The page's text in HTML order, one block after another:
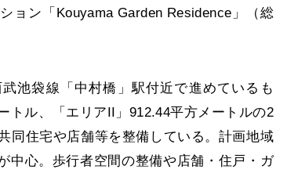
ョン「Kouyama Garden Residence」（総
池袋線「中村橋」駅付近で進めているも
トル、「エリアII」912.44平方メートルの2
同住宅や店舗等を整備している。計画地域
中心。歩行者空間の整備や店舗・住戸・ガ